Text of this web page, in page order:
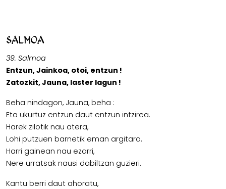
Salmoa
39. Salmoa
Entzun, Jainkoa, otoi, entzun !
Zatozkit, Jauna, laster lagun !
Beha nindagon, Jauna, beha :
Eta ukurtuz entzun daut entzun intzirea.
Harek zilotik nau atera,
Lohi putzuen barnetik eman argitara.
Harri gainean nau ezarri,
Nere urratsak nausi dabiltzan guzieri.
Kantu berri daut ahoratu,